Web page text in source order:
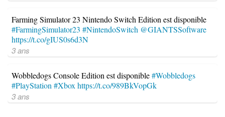
Farming Simulator 23 Nintendo Switch Edition est disponible
#FarmingSimulator23 #NintendoSwitch @GIANTSSoftware
https://t.co/gIUS0s6d3N
3 ans
Wobbledogs Console Edition est disponible#Wobbledogs
#PlayStation #Xbox https://t.co/989BkVopGk
3 ans